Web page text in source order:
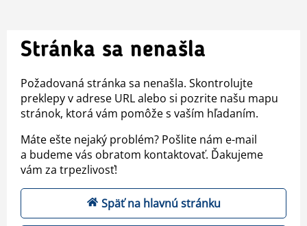
Stránka sa nenašla
Požadovaná stránka sa nenašla. Skontrolujte
preklepy v adrese URL alebo si pozrite našu mapu
stránok, ktorá vám pomôže s vaším hľadaním.
Máte ešte nejaký problém? Pošlite nám e-mail
a budeme vás obratom kontaktovať. Ďakujeme
vám za trpezlivosť!
Späť na hlavnú stránku